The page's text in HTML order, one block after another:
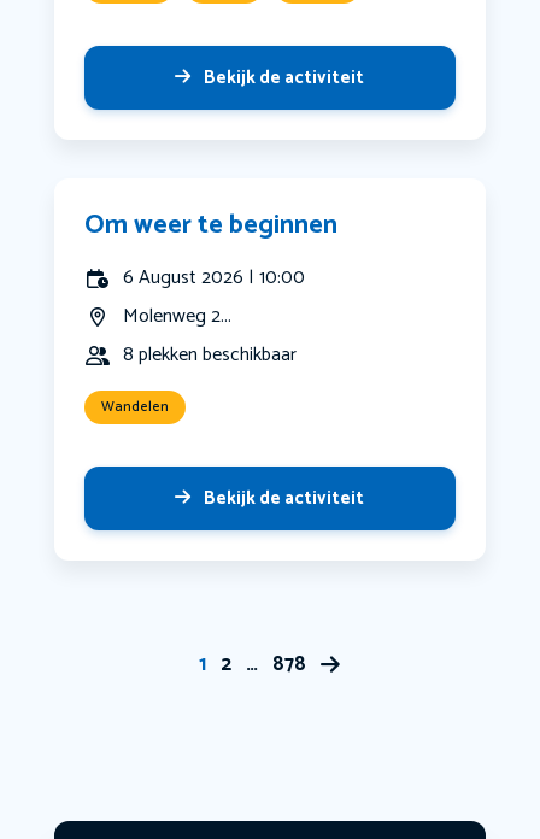
Bekijk de activiteit
Om weer te beginnen
6 August 2026 | 10:00
Molenweg 2...
8 plekken beschikbaar
Wandelen
Bekijk de activiteit
1 2 … 878